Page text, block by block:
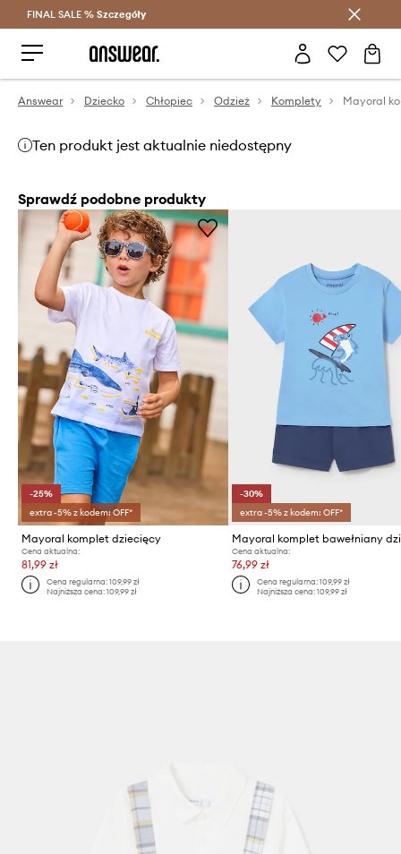
Oszczędzaj z Answear Club >
FINAL SALE % Szczegóły
Answear Dziecko Chłopiec Odzież Komplety Mayoral
Ten produkt jest aktualnie niedostępny
Sprawdź podobne produkty
-25%
extra -5% z kodem: OFF*
Mayoral komplet dziecięcy
Cena aktualna:
81,99 zł
Cena regularna:109,99 zł
Najniższa cena:109,99 zł
-30%
extra -5% z kodem: OFF*
Cena aktualna:
76,99 zł
Cena regularna: 109,99 zł
Najniższa cena: 109,99 zł